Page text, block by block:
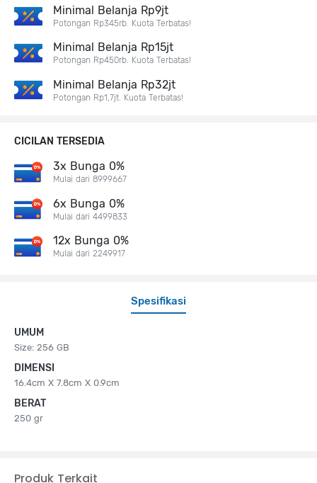
Spesifikasi
UMUM
Size: 256 GB
DIMENSI
16.4cm X 7.8cm X 0.9cm
BERAT
250 gr
Minimal Belanja Rp9jt
Potongan Rp345rb. Kuota Terbatas!
Minimal Belanja Rp15jt
Potongan Rp450rb. Kuota Terbatas!
Minimal Belanja Rp32jt
Potongan Rp1,7jt. Kuota Terbatas!
CICILAN TERSEDIA
3x Bunga 0%
Mulai dari 8999667
6x Bunga 0%
Mulai dari 4499833
12x Bunga 0%
Mulai dari 2249917
Produk Terkait